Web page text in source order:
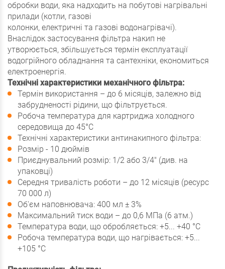
обробки води, яка надходить на побутові нагрівальні
прилади (котли, газові
колонки, електричні та газові водонагрівачі).
Внаслідок застосування фільтра накип не
утворюється, збільшується термін експлуатації
водогрійного обладнання та сантехніки, економиться
електроенергія.
Технічні характеристики механічного фільтра:
Термін використання – до 6 місяців, залежно від
забрудненості рідини, що фільтрується.
Робоча температура для картриджа холодного
середовища до 45°С
Технічні характеристики антинакипного фільтра:
Розмір - 10 дюймів
Приєднувальний розмір: 1/2 або 3/4" (див. на
упаковці)
Середня тривалість роботи – до 12 місяців (ресурс
70 000 л)
Об'єм наповнювача: 400 мл ± 3%
Максимальний тиск води – до 0,6 МПа (6 атм.)
Температура води, що обробляється: +5... +40 °С
Робоча температура води, що нагрівається: +5...
+105 °С